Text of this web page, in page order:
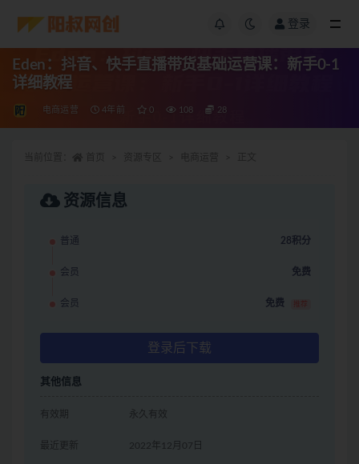
登录
Eden：抖音、快手直播带货基础运营课：新手0-1
详细教程
电商运营 4年前 0 108 28
资源信息
普通 28积分
会员 免费
会员 免费 推荐
登录后下载
其他信息
有效期 永久有效
最近更新 2022年12月07日